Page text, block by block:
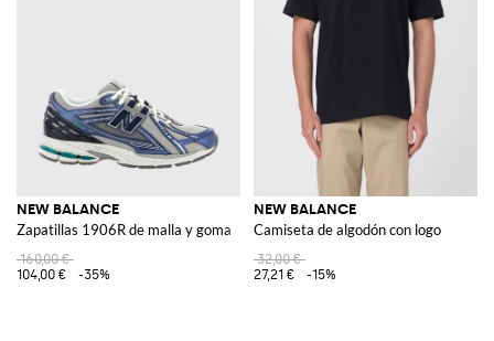
NEW BALANCE
Zapatillas 1906R de malla y goma
160,00 €
104,00 €
-35%
NEW BALANCE
Camiseta de algodón con logo
32,00 €
27,21 €
-15%